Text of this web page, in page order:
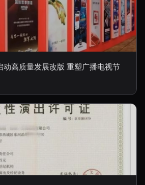
动高质量发展改版 重塑广播电视节